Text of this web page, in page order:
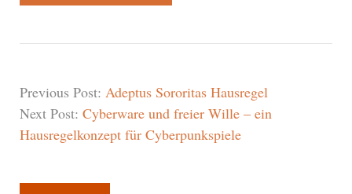
Previous Post: Adeptus Sororitas Hausregel
Next Post: Cyberware und freier Wille – ein
Hausregelkonzept für Cyberpunkspiele